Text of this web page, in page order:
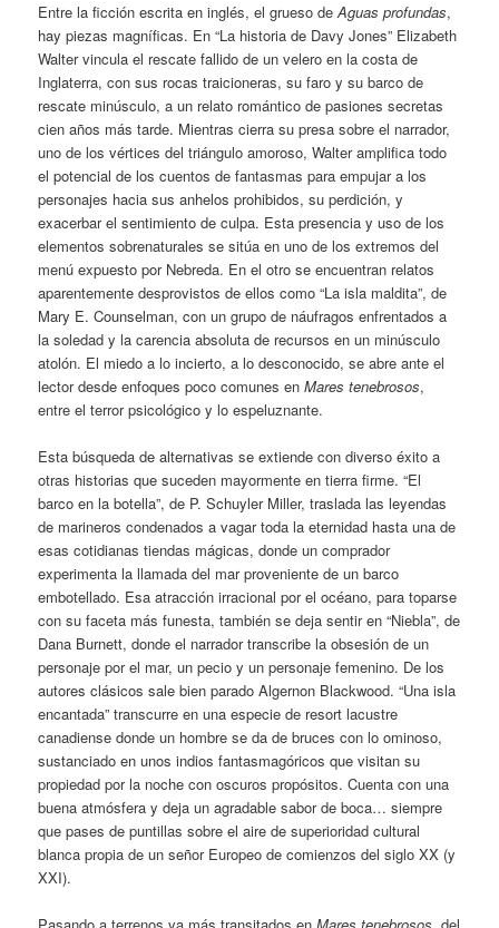
Entre la ficción escrita en inglés, el grueso deAguas profundas,
hay piezas magníficas. En “La historia de Davy Jones” Elizabeth
Walter vincula el rescate fallido de un velero en la costa de
Inglaterra, con sus rocas traicioneras, su faro y su barco de
rescate minúsculo, a un relato romántico de pasiones secretas
cien años más tarde. Mientras cierra su presa sobre el narrador,
uno de los vértices del triángulo amoroso, Walter amplifica todo
el potencial de los cuentos de fantasmas para empujar a los
personajes hacia sus anhelos prohibidos, su perdición, y
exacerbar el sentimiento de culpa. Esta presencia y uso de los
elementos sobrenaturales se sitúa en uno de los extremos del
menú expuesto por Nebreda. En el otro se encuentran relatos
aparentemente desprovistos de ellos como “La isla maldita”, de
Mary E. Counselman, con un grupo de náufragos enfrentados a
la soledad y la carencia absoluta de recursos en un minúsculo
atolón. El miedo a lo incierto, a lo desconocido, se abre ante el
lector desde enfoques poco comunes enMares tenebrosos,
entre el terror psicológico y lo espeluznante.
Esta búsqueda de alternativas se extiende con diverso éxito a
otras historias que suceden mayormente en tierra firme. “El
barco en la botella”, de P. Schuyler Miller, traslada las leyendas
de marineros condenados a vagar toda la eternidad hasta una de
esas cotidianas tiendas mágicas, donde un comprador
experimenta la llamada del mar proveniente de un barco
embotellado. Esa atracción irracional por el océano, para toparse
con su faceta más funesta, también se deja sentir en “Niebla”, de
Dana Burnett, donde el narrador transcribe la obsesión de un
personaje por el mar, un pecio y un personaje femenino. De los
autores clásicos sale bien parado Algernon Blackwood. “Una isla
encantada” transcurre en una especie de resort lacustre
canadiense donde un hombre se da de bruces con lo ominoso,
sustanciado en unos indios fantasmagóricos que visitan su
propiedad por la noche con oscuros propósitos. Cuenta con una
buena atmósfera y deja un agradable sabor de boca… siempre
que pases de puntillas sobre el aire de superioridad cultural
blanca propia de un señor Europeo de comienzos del siglo XX (y
XXI).